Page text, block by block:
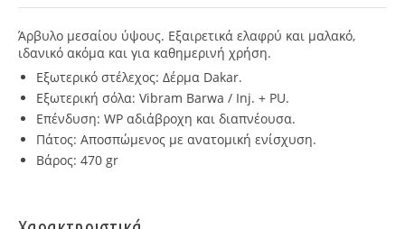
Άρβυλο μεσαίου ύψους. Εξαιρετικά ελαφρύ και μαλακό,
ιδανικό ακόμα και για καθημερινή χρήση.
Εξωτερικό στέλεχος: Δέρμα Dakar.
Εξωτερική σόλα: Vibram Barwa / Inj. + PU.
Επένδυση: WP αδιάβροχη και διαπνέουσα.
Πάτος: Αποσπώμενος με ανατομική ενίσχυση.
Βάρος: 470 gr